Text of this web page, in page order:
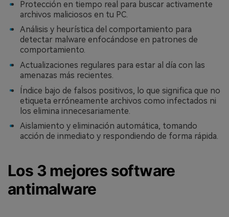
Reparador de Fotos con IA
recuerdos más valiosos con el poder de la IA.
Continuar
Protección en tiempo real para buscar activamente
archivos maliciosos en tu PC.
Análisis y heurística del comportamiento para
detectar malware enfocándose en patrones de
comportamiento.
Actualizaciones regulares para estar al día con las
amenazas más recientes.
Índice bajo de falsos positivos, lo que significa que no
etiqueta erróneamente archivos como infectados ni
los elimina innecesariamente.
Aislamiento y eliminación automática, tomando
acción de inmediato y respondiendo de forma rápida.
Los 3 mejores software
antimalware